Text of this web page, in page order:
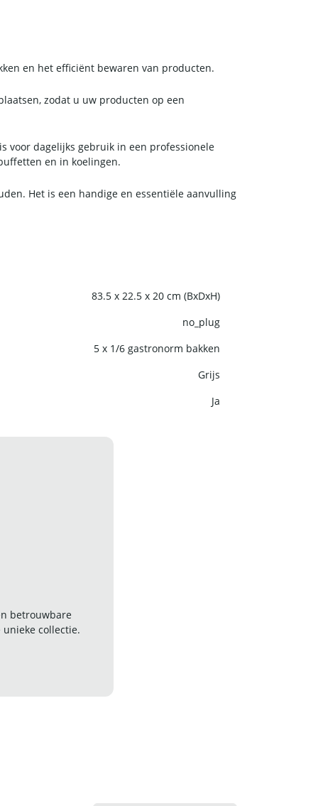
en het efficiënt bewaren van producten.
zodat u uw producten op een
voor dagelijks gebruik in een professionele
en in koelingen.
Het is een handige en essentiële aanvulling
83.5 x 22.5 x 20 cm (BxDxH)
no_plug
5 x 1/6 gastronorm bakken
Grijs
Ja
betrouwbare
collectie.